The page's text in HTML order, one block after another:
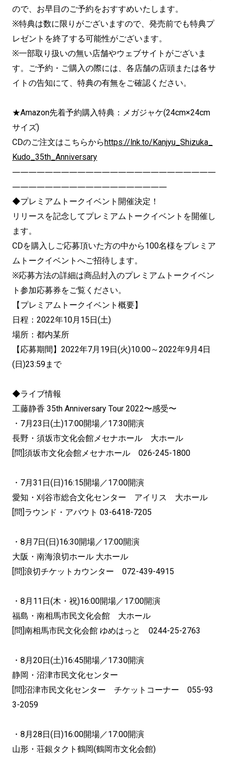
ので、お早目のご予約をおすすめいたします。
※特典は数に限りがございますので、発売前でも特典プ
レゼントを終了する可能性がございます。
※一部取り扱いの無い店舗やウェブサイトがございま
す。ご予約・ご購入の際には、各店舗の店頭または各サ
イトの告知にて、特典の有無をご確認ください。
★Amazon先着予約購入特典：メガジャケ(24cm×24cm
サイズ)
CDのご注文はこちらからhttps://lnk.to/Kanjyu_Shizuka_
Kudo_35th_Anniversary
―――――――――――――――――――――――――
―――――――――――――――――――
◆プレミアムトークイベント開催決定！
リリースを記念してプレミアムトークイベントを開催し
ます。
CDを購入しご応募頂いた方の中から100名様をプレミア
ムトークイベントへご招待します。
※応募方法の詳細は商品封入のプレミアムトークイベン
ト参加応募券をご覧ください。
【プレミアムトークイベント概要】
日程：2022年10月15日(土)
場所：都内某所
【応募期間】2022年7月19日(火)10:00～2022年9月4日
(日)23:59まで
◆ライブ情報
工藤静香 35th Anniversary Tour 2022〜感受〜
・7月23日(土)17:00開場／17:30開演
長野・須坂市文化会館メセナホール 大ホール
[問]須坂市文化会館メセナホール 026-245-1800
・7月31日(日)16:15開場／17:00開演
愛知・刈谷市総合文化センター アイリス 大ホール
[問]ラウンド・アバウト 03-6418-7205
・8月7日(日)16:30開場／17:00開演
大阪・南海浪切ホール 大ホール
[問]浪切チケットカウンター 072-439-4915
・8月11日(木・祝)16:00開場／17:00開演
福島・南相馬市民文化会館 大ホール
[問]南相馬市民文化会館 ゆめはっと 0244-25-2763
・8月20日(土)16:45開場／17:30開演
静岡・沼津市民文化センター
[問]沼津市民文化センター チケットコーナー 055-93
3-2059
・8月28日(日)16:00開場／17:00開演
山形・荘銀タクト鶴岡(鶴岡市文化会館)